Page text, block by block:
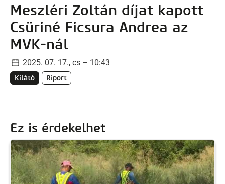
Meszléri Zoltán díjat kapott
Csüriné Ficsura Andrea az
MVK-nál
2025. 07. 17., cs – 10:43
Kilátó Riport
Ez is érdekelhet